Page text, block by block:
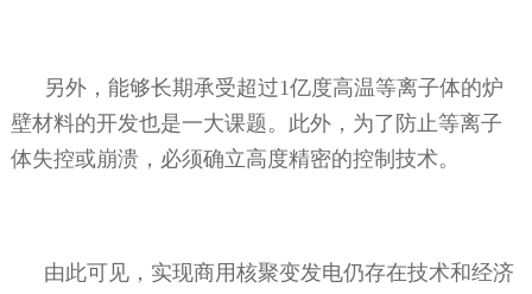
另外，能够长期承受超过1亿度高温等离子体的炉
壁材料的开发也是一大课题。此外，为了防止等离子
体失控或崩溃，必须确立高度精密的控制技术。
由此可见，实现商用核聚变发电仍存在技术和经济